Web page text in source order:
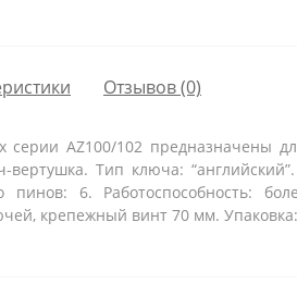
Отзывов (0)
AZ100/102 предназначены
Тип ключа:
пинов: 6. Работоспособность:
крепежный винт 70 мм.